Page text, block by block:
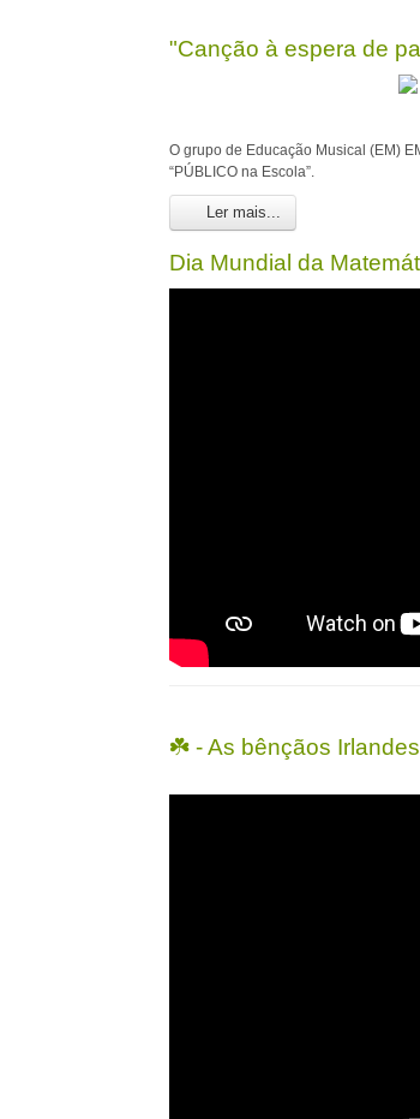
"Canção à espera de
O grupo de Educação Musical (EM)
“PÚBLICO na Escola”.
Ler mais...
Dia Mundial da
☘️ - As bênçãos